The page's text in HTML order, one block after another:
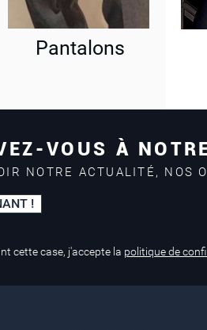
Pantalons
Visa
VOUS À
NOTRE ACTUALITÉ, NOS
!
cette case, j'accepte la politique de